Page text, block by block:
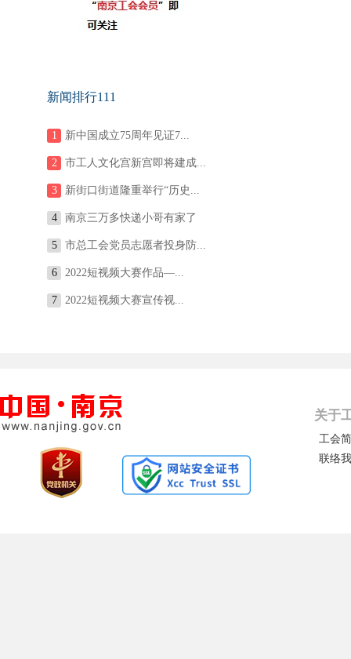
新闻排行111
1 新中国成立75周年见证7...
2 市工人文化宫新宫即将建成...
3 新街口街道隆重举行“历史...
4 南京三万多快递小哥有家了
5 市总工会党员志愿者投身防...
6 2022短视频大赛作品—...
7 2022短视频大赛宣传视...
关于
工会
联络